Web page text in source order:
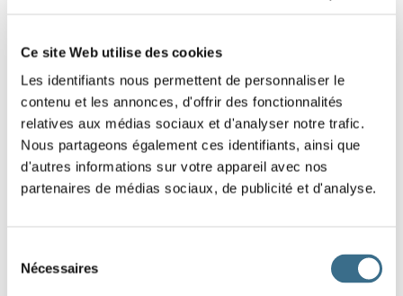
Ce site Web utilise des cookies
Les identifiants nous permettent de personnaliser le
contenu et les annonces, d'offrir des fonctionnalités
relatives aux médias sociaux et d'analyser notre trafic.
Nous partageons également ces identifiants, ainsi que
d'autres informations sur votre appareil avec nos
partenaires de médias sociaux, de publicité et d'analyse.
Nécessaires
mères.
Elle ses légumes au marché.
Ces familles deux manteaux
d'hiver pour leurs enfants.
Vous des actions à la bourse.
Elle s' toujours ses vêtements pendant les